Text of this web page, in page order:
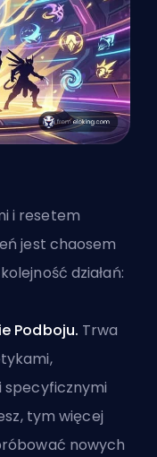
i resetem
jest chaosem
działań:
Podboju. Trwa
specyficznymi
tym więcej
nowych